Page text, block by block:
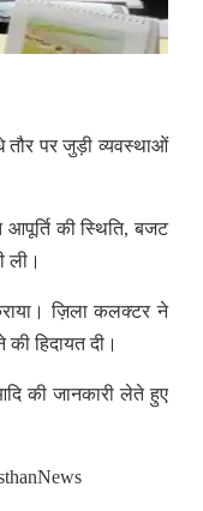
तौर पर जुड़ी व्यवस्थाओं
की स्थिति, बजट
ली।
ज़िला कलक्टर ने
हिदायत दी।
की जानकारी लेते हुए